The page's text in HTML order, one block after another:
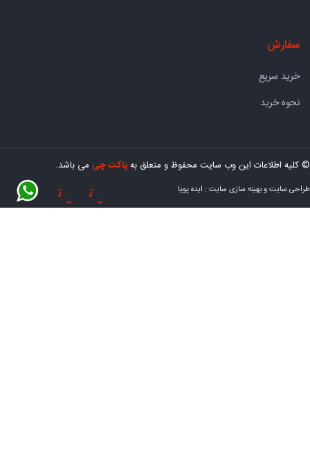
سفارش
خرید سریع
نحوه خرید
© کلیه اطلاعات این وب سایت محفوظ و متعلق بهپاکت چی می باشد.
طراحی سایتوبهینه سازی سایت : ایده پویا